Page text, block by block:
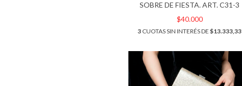
SOBRE DE FIESTA. ART. C31-3
$40.000
3 CUOTAS SIN INTERÉS DE$13.333,33